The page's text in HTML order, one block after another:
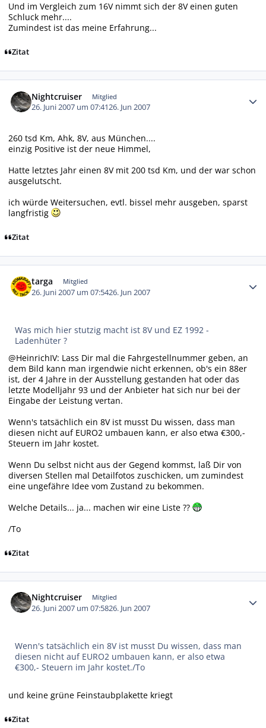
Und im Vergleich zum 16V nimmt sich der 8V einen guten
Schluck mehr....
Zumindest ist das meine Erfahrung...
Zitat
Nightcruiser Mitglied
26. Juni 2007 um 07:4126. Jun 2007
260 tsd Km, Ahk, 8V, aus München....
einzig Positive ist der neue Himmel,
Hatte letztes Jahr einen 8V mit 200 tsd Km, und der war schon
ausgelutscht.
ich würde Weitersuchen, evtl. bissel mehr ausgeben, sparst
langfristig
Zitat
targa Mitglied
26. Juni 2007 um 07:5426. Jun 2007
Was mich hier stutzig macht ist 8V und EZ 1992 -
Ladenhüter ?
@HeinrichIV: Lass Dir mal die Fahrgestellnummer geben, an
dem Bild kann man irgendwie nicht erkennen, ob's ein 88er
ist, der 4 Jahre in der Ausstellung gestanden hat oder das
letzte Modelljahr 93 und der Anbieter hat sich nur bei der
Eingabe der Leistung vertan.
Wenn's tatsächlich ein 8V ist musst Du wissen, dass man
diesen nicht auf EURO2 umbauen kann, er also etwa €300,-
Steuern im Jahr kostet.
Wenn Du selbst nicht aus der Gegend kommst, laß Dir von
diversen Stellen mal Detailfotos zuschicken, um zumindest
eine ungefähre Idee vom Zustand zu bekommen.
Welche Details... ja... machen wir eine Liste ??
/To
Zitat
Nightcruiser Mitglied
26. Juni 2007 um 07:5826. Jun 2007
Wenn's tatsächlich ein 8V ist musst Du wissen, dass man
diesen nicht auf EURO2 umbauen kann, er also etwa
€300,- Steuern im Jahr kostet./To
und keine grüne Feinstaubplakette kriegt
Zitat